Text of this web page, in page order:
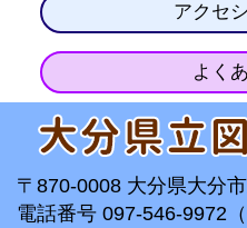
アクセ
よく
〒870-0008 大分県大分
電話番号 097-546-9972